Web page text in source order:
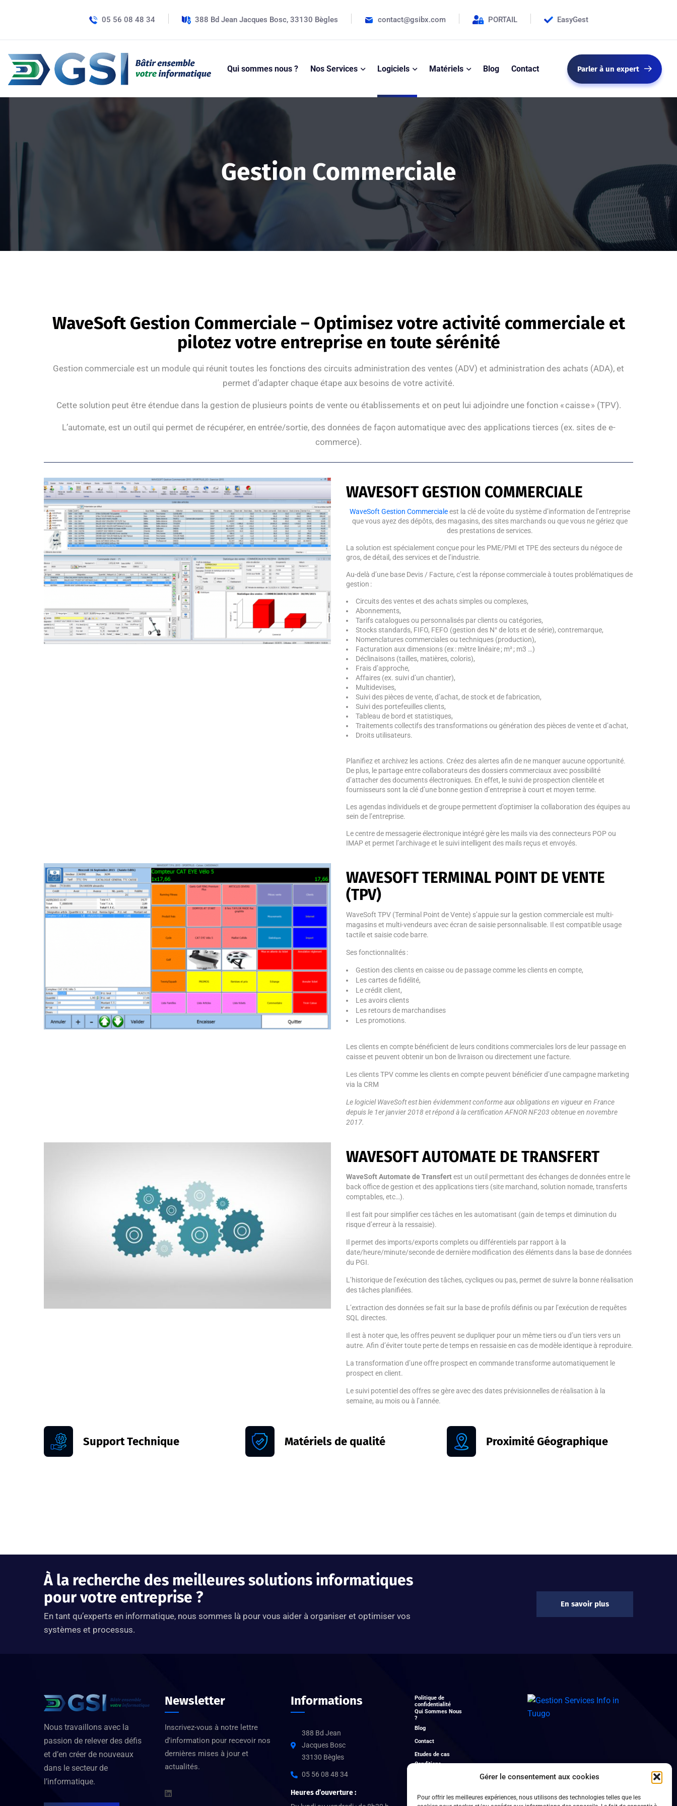
Gérer le consentement aux cookies
Pour offrir les meilleures expériences, nous utilisons des technologies telles que les
05 56 08 48 34 388 Bd Jean Jacques Bosc, 33130 Bègles contact@gsibx.com PORTAIL EasyGest
Qui sommes nous ? Nos Services Logiciels Matériels Blog Contact Parler à un expert
Gestion Commerciale
WaveSoft Gestion Commerciale – Optimisez votre activité commerciale et
pilotez votre entreprise en toute sérénité
Gestion commerciale est un module qui réunit toutes les fonctions des circuits administration des ventes (ADV) et administration des achats (ADA), et
permet d’adapter chaque étape aux besoins de votre activité.
Cette solution peut être étendue dans la gestion de plusieurs points de vente ou établissements et on peut lui adjoindre une fonction « caisse » (TPV).
L’automate, est un outil qui permet de récupérer, en entrée/sortie, des données de façon automatique avec des applications tierces (ex. sites de e-
commerce).
WAVESOFT GESTION COMMERCIALE
WaveSoft Gestion Commercialeest la clé de voûte du système d’information de l’entreprise
que vous ayez des dépôts, des magasins, des sites marchands ou que vous ne gériez que
des prestations de services.
La solution est spécialement conçue pour les PME/PMI et TPE des secteurs du négoce de
gros, de détail, des services et de l’industrie.
Au-delà d’une base Devis / Facture, c’est la réponse commerciale à toutes problématiques de
gestion :
Circuits des ventes et des achats simples ou complexes,
Abonnements,
Tarifs catalogues ou personnalisés par clients ou catégories,
Stocks standards, FIFO, FEFO (gestion des N° de lots et de série), contremarque,
Nomenclatures commerciales ou techniques (production),
Facturation aux dimensions (ex : mètre linéaire ; m² ; m3 …)
Déclinaisons (tailles, matières, coloris),
Frais d’approche,
Affaires (ex. suivi d’un chantier),
Multidevises,
Suivi des pièces de vente, d’achat, de stock et de fabrication,
Suivi des portefeuilles clients,
Tableau de bord et statistiques,
Traitements collectifs des transformations ou génération des pièces de vente et d’achat,
Droits utilisateurs.
Planifiez et archivez les actions. Créez des alertes afin de ne manquer aucune opportunité.
De plus, le partage entre collaborateurs des dossiers commerciaux avec possibilité
d’attacher des documents électroniques. En effet, le suivi de prospection clientèle et
fournisseurs sont la clé d’une bonne gestion d’entreprise à court et moyen terme.
Les agendas individuels et de groupe permettent d’optimiser la collaboration des équipes au
sein de l’entreprise.
Le centre de messagerie électronique intégré gère les mails via des connecteurs POP ou
IMAP et permet l’archivage et le suivi intelligent des mails reçus et envoyés.
WAVESOFT TERMINAL POINT DE VENTE
(TPV)
WaveSoft TPV (Terminal Point de Vente) s’appuie sur la gestion commerciale est multi-
magasins et multi-vendeurs avec écran de saisie personnalisable. Il est compatible usage
tactile et saisie code barre.
Ses fonctionnalités :
Gestion des clients en caisse ou de passage comme les clients en compte,
Les cartes de fidélité,
Le crédit client,
Les avoirs clients
Les retours de marchandises
Les promotions.
Les clients en compte bénéficient de leurs conditions commerciales lors de leur passage en
caisse et peuvent obtenir un bon de livraison ou directement une facture.
Les clients TPV comme les clients en compte peuvent bénéficier d’une campagne marketing
via la CRM
Le logiciel WaveSoft est bien évidemment conforme aux obligations en vigueur en France
depuis le 1er janvier 2018 et répond à la certification AFNOR NF203 obtenue en novembre
2017.
WAVESOFT AUTOMATE DE TRANSFERT
WaveSoftAutomate de Transfertest un outil permettant des échanges de données entre le
back office de gestion et des applications tiers (site marchand, solution nomade, transferts
comptables, etc…).
Il est fait pour simplifier ces tâches en les automatisant (gain de temps et diminution du
risque d’erreur à la ressaisie).
Il permet des imports/exports complets ou différentiels par rapport à la
date/heure/minute/seconde de dernière modification desélémentsdans la base de données
du PGI.
L’historique de l’exécution des tâches, cycliques ou pas, permet de suivre la bonne réalisation
des tâches planifiées.
L ’extraction des données se fait sur la base de profils définis ou par l’exécution de requêtes
SQL directes.
Il est à noter que, les offres peuvent se dupliquer pour un même tiers ou d’un tiers vers un
autre. Afin d’éviter toute perte de temps en ressaisie en cas de modèle identique à reproduire.
La transformation d’une offre prospect en commande transforme automatiquement le
prospect en client.
Le suivi potentiel des offres se gère avec des dates prévisionnelles de réalisation à la
semaine, au mois ou à l’année.
Support Technique Matériels de qualité Proximité Géographique
À la recherche des meilleures solutions informatiques
pour votre entreprise ?
En tant qu’experts en informatique, nous sommes là pour vous aider à organiser et optimiser vos
systèmes et processus.
En savoir plus
Nous travaillons avec la
passion de relever des défis
et d’en créer de nouveaux
dans le secteur de
l’informatique.
Newsletter
Inscrivez-vous à notre lettre
d’information pour recevoir nos
dernières mises à jour et
actualités.
Informations
388 Bd Jean
Jacques Bosc
33130 Bègles
05 56 08 48 34
Heures d’ouverture :
Politique de
confidentialité
Qui Sommes Nous
?
Blog
Contact
Etudes de cas
Conditions